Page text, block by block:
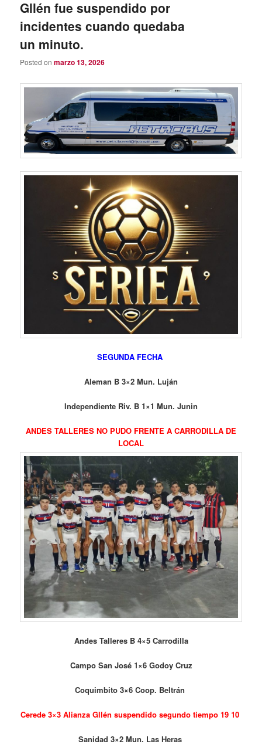
Gllén fue suspendido por
incidentes cuando quedaba
un minuto.
Posted onmarzo 13, 2026
SEGUNDA FECHA
Aleman B 3×2 Mun. Luján
Independiente Riv. B 1×1 Mun. Junin
ANDES TALLERES NO PUDO FRENTE A CARRODILLA DE
LOCAL
Andes Talleres B 4×5 Carrodilla
Campo San José 1×6 Godoy Cruz
Coquimbito 3×6 Coop. Beltrán
Cerede 3×3 Alianza Gllén suspendido segundo tiempo 19 10
Sanidad 3×2 Mun. Las Heras